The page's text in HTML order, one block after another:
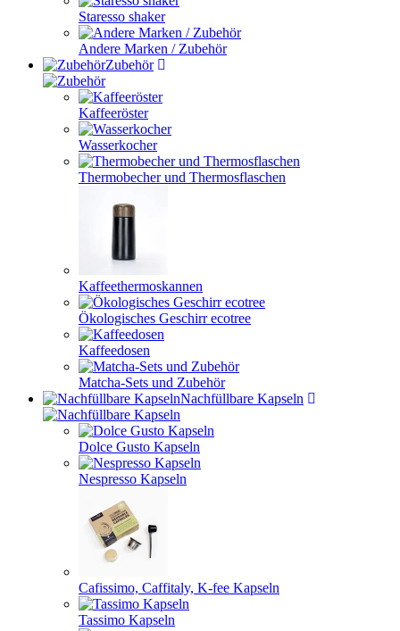
Staresso shaker
Andere Marken / Zubehör
Zubehör
Kaffeeröster
Wasserkocher
Thermobecher und Thermosflaschen
Kaffeethermoskannen
Ökologisches Geschirr ecotree
Kaffeedosen
Matcha-Sets und Zubehör
Nachfüllbare Kapseln
Dolce Gusto Kapseln
Nespresso Kapseln
Cafissimo, Caffitaly, K-fee Kapseln
Tassimo Kapseln